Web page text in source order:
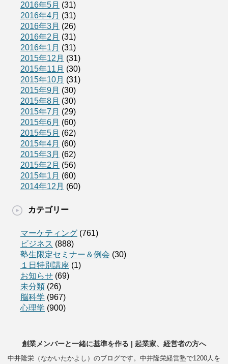
2016年5月 (31)
2016年4月 (31)
2016年3月 (26)
2016年2月 (31)
2016年1月 (31)
2015年12月 (31)
2015年11月 (30)
2015年10月 (31)
2015年9月 (30)
2015年8月 (30)
2015年7月 (29)
2015年6月 (60)
2015年5月 (62)
2015年4月 (60)
2015年3月 (62)
2015年2月 (56)
2015年1月 (60)
2014年12月 (60)
カテゴリー
マーケティング (761)
ビジネス (888)
塾生限定セミナー＆例会 (30)
１日特別講座 (1)
お知らせ (69)
未分類 (26)
脳科学 (967)
心理学 (900)
創業メンバーと一緒に基準を作る | 起業家、経営者の方へ
中井隆栄（なかいたかよし）のブログです。中井隆栄経営塾で1200人を